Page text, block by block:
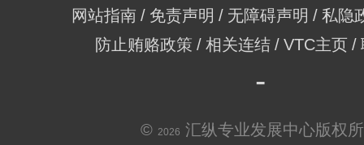
网站指南 免责声明 无障碍声明
私隐
防止贿赂政策
相关连结 VTC主页
© 2026 汇纵专业发展中心版权